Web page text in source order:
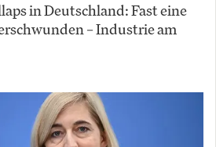
in Deutschland: Fast eine
– Industrie am